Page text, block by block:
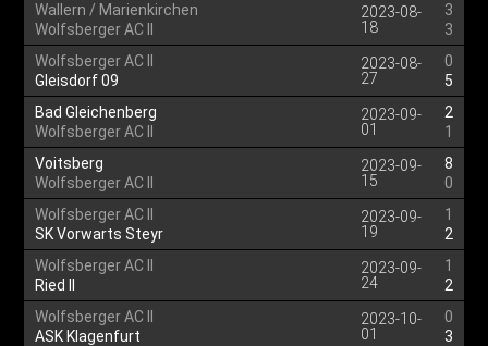
Wallern / Marienkirchen
Wolfsberger AC II
2023-08-
18
3
3
Wolfsberger AC II
Gleisdorf 09
2023-08-
27
0
5
Bad Gleichenberg
Wolfsberger AC II
2023-09-
01
2
1
Voitsberg
Wolfsberger AC II
2023-09-
15
8
0
Wolfsberger AC II
SK Vorwarts Steyr
2023-09-
19
1
2
Wolfsberger AC II
Ried II
2023-09-
24
1
2
Wolfsberger AC II
ASK Klagenfurt
2023-10-
01
0
3